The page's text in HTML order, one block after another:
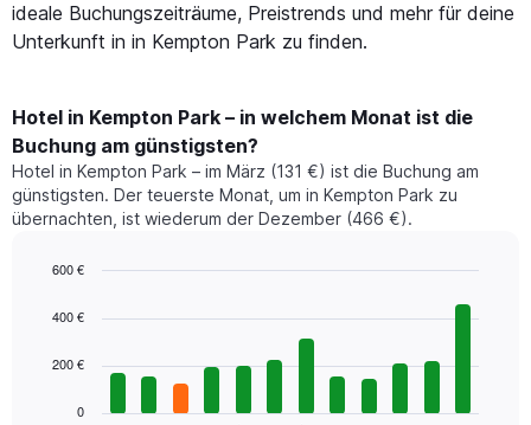
ideale Buchungszeiträume, Preistrends und mehr für deine
Unterkunft in in Kempton Park zu finden.
Hotel in Kempton Park – in welchem Monat ist die
Buchung am günstigsten?
Hotel in Kempton Park – im März (131 €) ist die Buchung am
günstigsten. Der teuerste Monat, um in Kempton Park zu
übernachten, ist wiederum der Dezember (466 €).
chart
bars.
graphic.
0
200 €
400 €
600 €